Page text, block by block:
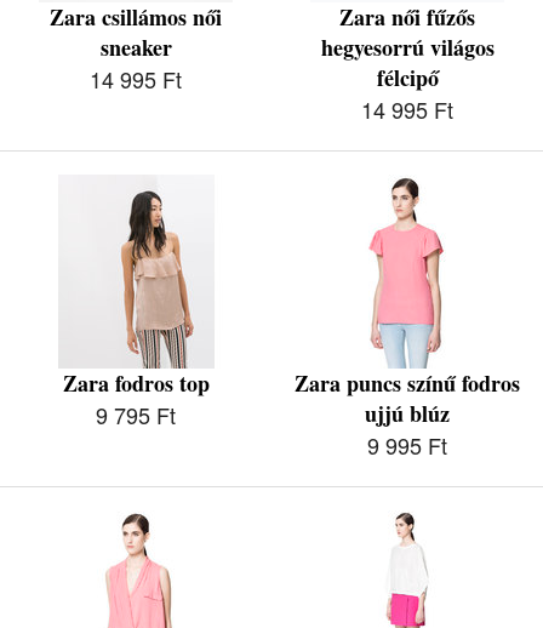
Zara csillámos női
sneaker
14 995 Ft
Zara női fűzős
hegyesorrú világos
félcipő
14 995 Ft
Zara fodros top
9 795 Ft
Zara puncs színű fodros
ujjú blúz
9 995 Ft